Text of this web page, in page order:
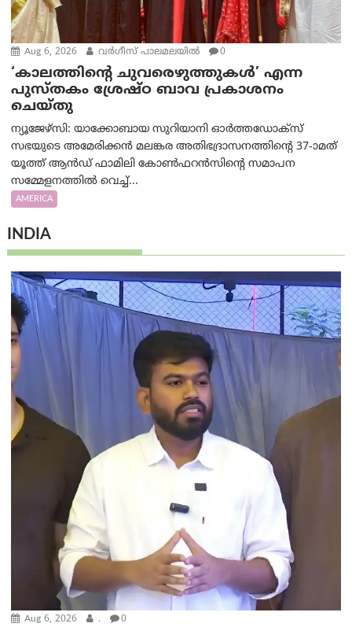
Aug 6, 2026 വര്‍ഗീസ് പാലമലയില്‍ 0
‘കാലത്തിന്‍റെ ചുവരെഴുത്തുകള്‍’ എന്ന
പുസ്തകം ശ്രേഷ്ഠ ബാവ പ്രകാശനം
ചെയ്തു
ന്യൂജേഴ്സി: യാക്കോബായ സുറിയാനി ഓര്‍ത്തഡോക്സ്
സഭയുടെ അമേരിക്കന്‍ മലങ്കര അതിഭദ്രാസനത്തിന്‍റെ 37-ാമത്
യൂത്ത് ആന്‍ഡ് ഫാമിലി കോണ്‍ഫറന്‍സിന്‍റെ സമാപന
സമ്മേളനത്തില്‍ വെച്ച്...
AMERICA
INDIA
Aug 6, 2026 . 0